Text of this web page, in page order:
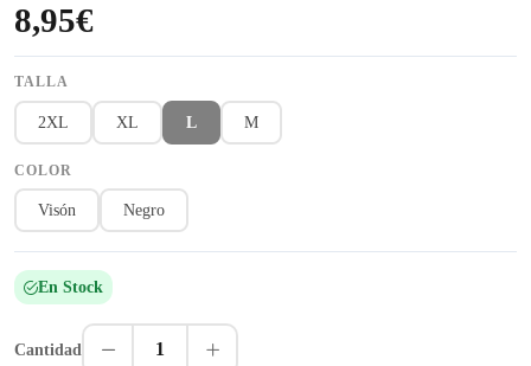
8,95€
TALLA
2XL XL L M
COLOR
Visón Negro
En Stock
Cantidad 1